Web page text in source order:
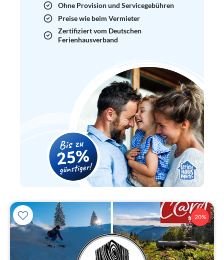
Ohne Provision und Servicegebühren
Preise wie beim Vermieter
Zertifiziert vom Deutschen
Ferienhausverband
20%